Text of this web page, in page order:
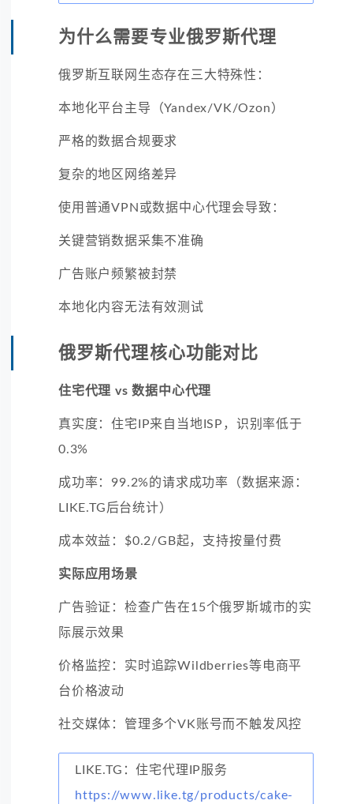
为什么需要专业俄罗斯代理
俄罗斯互联网生态存在三大特殊性：
本地化平台主导（Yandex/VK/Ozon）
严格的数据合规要求
复杂的地区网络差异
使用普通VPN或数据中心代理会导致：
关键营销数据采集不准确
广告账户频繁被封禁
本地化内容无法有效测试
俄罗斯代理核心功能对比
住宅代理 vs 数据中心代理
真实度：住宅IP来自当地ISP，识别率低于
0.3%
成功率：99.2%的请求成功率（数据来源：
LIKE.TG后台统计）
成本效益：$0.2/GB起，支持按量付费
实际应用场景
广告验证：检查广告在15个俄罗斯城市的实
际展示效果
价格监控：实时追踪Wildberries等电商平
台价格波动
社交媒体：管理多个VK账号而不触发风控
LIKE.TG：住宅代理IP服务
https://www.like.tg/products/cake-